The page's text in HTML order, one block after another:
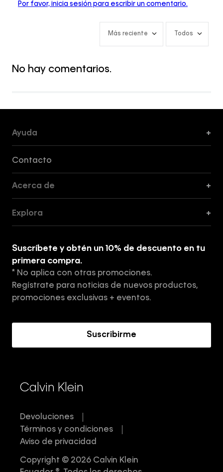
Por favor, inicia sesión para escribir un comentario.
Más reciente Todos
No hay comentarios.
Ayuda +
Contacto
Acerca de +
Tiendas
Aviso de privacidad
Términos y Condiciones
Explora +
Suscríbete y obtén un 10% de descuento en tu
primera compra.
* No aplica con otras promociones.
Regístrate para noticias de nuevos productos,
promociones exclusivas + eventos.
Suscribirme
Calvin Klein
Devoluciones
Términos y condiciones
Aviso de privacidad
Copyright © 2026 Calvin Klein